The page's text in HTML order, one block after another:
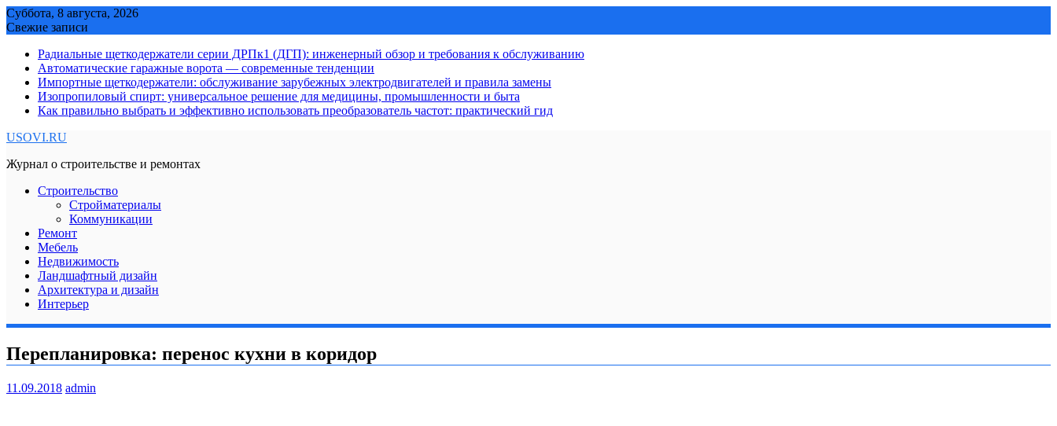
Skip
to
Суббота, 8 августа, 2026
Свежие записи
Радиальные щеткодержатели серии ДРПк1 (ДГП): инженерный обзор и требования к обслуживанию
Автоматические гаражные ворота — современные тенденции
Импортные щеткодержатели: обслуживание зарубежных электродвигателей и правила замены
Изопропиловый спирт: универсальное решение для медицины, промышленности и быта
Как правильно выбрать и эффективно использовать преобразователь частот: практический гид
USOVI.RU
Журнал о строительстве и ремонтах
Строительство
Стройматериалы
Коммуникации
Ремонт
Мебель
Недвижимость
Ландшафтный дизайн
Архитектура и дизайн
Интерьер
Перепланировка: перенос кухни в коридор
11.09.2018 admin